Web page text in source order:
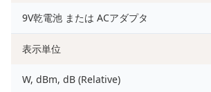
9V乾電池 または ACアダプタ
表示単位
W, dBm, dB (Relative)